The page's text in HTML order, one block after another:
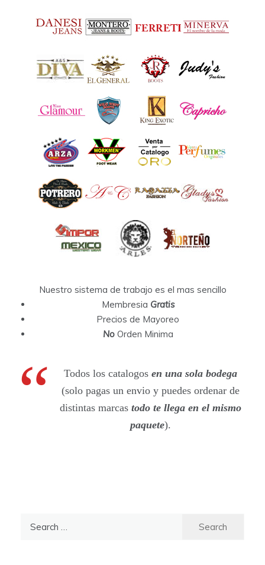
Nuestro sistema de trabajo es el mas sencillo
Membresia Gratis
Precios de Mayoreo
NoOrden Minima
Todos los catalogos en una sola bodega
(solo pagas un envio y puedes ordenar de
distintas marcastodo te llega en el mismo
paquete).